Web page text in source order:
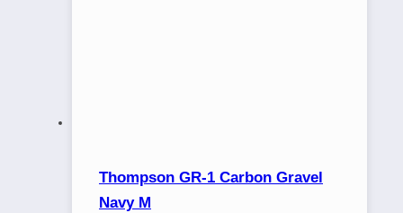
Thompson GR-1 Carbon Gravel
Navy M